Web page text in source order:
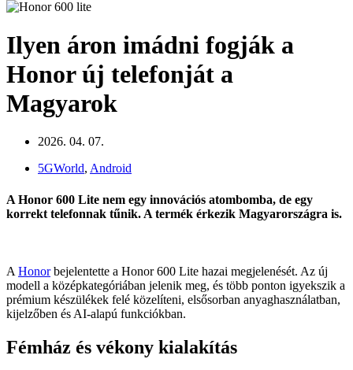
Ilyen áron imádni fogják a
Honor új telefonját a
Magyarok
2026. 04. 07.
5GWorld, Android
A Honor 600 Lite nem egy innovációs atombomba, de egy
korrekt telefonnak tűnik. A termék érkezik Magyarországra is.
A Honorbejelentette a Honor 600 Lite hazai megjelenését. Az új
modell a középkategóriában jelenik meg, és több ponton igyekszik a
prémium készülékek felé közelíteni, elsősorban anyaghasználatban,
kijelzőben és AI-alapú funkciókban.
Fémház és vékony kialakítás